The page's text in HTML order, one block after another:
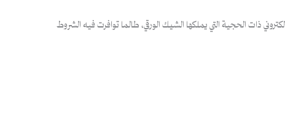
المنشئ والمرسل إليه، وتاريخ إرسالها وتسلمها ووقتهما. (6) وعليه، يحوز الشيك الإلكتروني ذات الحجية التي يملكها الشيك الورقي، طالما توافرت فيه الشروط